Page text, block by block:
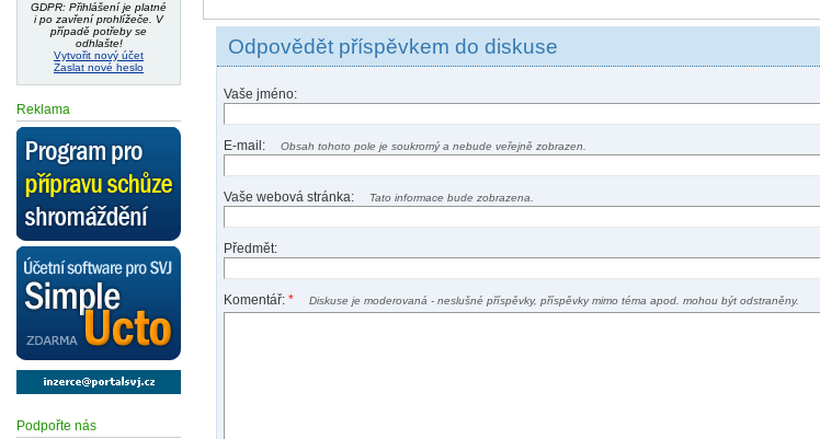
GDPR: Přihlášení je platné
i po zavření prohlížeče. V
případě potřeby se
odhlašte!
Vytvořit nový účet
Zaslat nové heslo
Reklama
Podpořte nás
Odpovědět příspěvkem do diskuse
Vaše jméno:
E-mail: Obsah tohoto pole je soukromý a nebude veřejně zobrazen.
Vaše webová stránka: Tato informace bude zobrazena.
Předmět:
Komentář:* Diskuse je moderovaná - neslušné příspěvky, příspěvky mimo téma apod. mohou být odstraněny.